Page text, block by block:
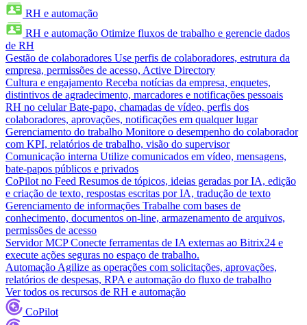
RH e automação
RH e automação Otimize fluxos de trabalho e gerencie dados
de RH
Gestão de colaboradores Use perfis de colaboradores, estrutura da
empresa, permissões de acesso, Active Directory
Cultura e engajamento Receba notícias da empresa, enquetes,
distintivos de agradecimento, marcadores e notificações pessoais
RH no celular Bate-papo, chamadas de vídeo, perfis dos
colaboradores, aprovações, notificações em qualquer lugar
Gerenciamento do trabalho Monitore o desempenho do colaborador
com KPI, relatórios de trabalho, visão do supervisor
Comunicação interna Utilize comunicados em vídeo, mensagens,
bate-papos públicos e privados
CoPilot no Feed Resumos de tópicos, ideias geradas por IA, edição
e criação de texto, respostas escritas por IA, tradução de texto
Gerenciamento de informações Trabalhe com bases de
conhecimento, documentos on-line, armazenamento de arquivos,
permissões de acesso
Servidor MCP Conecte ferramentas de IA externas ao Bitrix24 e
execute ações seguras no espaço de trabalho.
Automação Agilize as operações com solicitações, aprovações,
relatórios de despesas, RPA e automação do fluxo de trabalho
Ver todos os recursos de RH e automação
CoPilot